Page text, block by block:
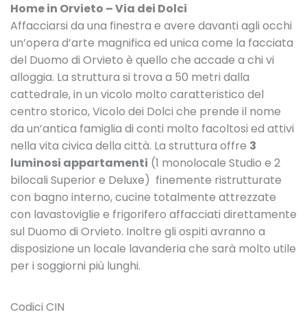
Homein Orvieto – Via dei Dolci
Affacciarsi da una finestra e avere davanti agli occhi
un’opera d’arte magnifica ed unica come la facciata
del Duomo di Orvieto è quello che accade a chi vi
alloggia. La struttura si trova a 50 metri dalla
cattedrale, in un vicolo molto caratteristico del
centro storico, Vicolo dei Dolci che prende il nome
da un’antica famiglia di conti molto facoltosi ed attivi
nella vita civica della città. La struttura offre 3
luminosi appartamenti (1 monolocale Studio e 2
bilocali Superior e Deluxe) finemente ristrutturate
con bagno interno, cucine totalmente attrezzate
con lavastoviglie e frigorifero affacciati direttamente
sul Duomo di Orvieto. Inoltre gli ospiti avranno a
disposizione un locale lavanderia che sarà molto utile
per i soggiorni più lunghi.
Codici CIN